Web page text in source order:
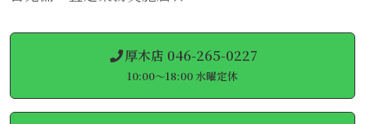
厚木店 046-265-0227
10:00～18:00 水曜定休